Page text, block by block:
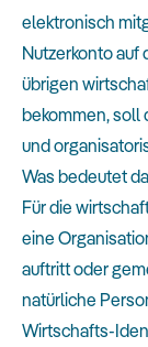
elektronisch
Nutzerkonto auf
übrigen
bekommen, soll
und
Was bedeutet
Für die
eine
auftritt oder
natürliche
Wirtschafts-